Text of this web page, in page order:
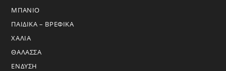
ΜΠΑΝΙΟ
ΠΑΙΔΙΚΑ – ΒΡΕΦΙΚΑ
ΧΑΛΙΑ
ΘΑΛΑΣΣΑ
ΕΝΔΥΣΗ